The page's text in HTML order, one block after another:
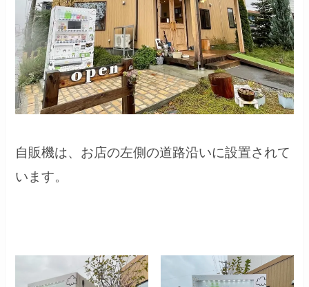
自販機は、お店の左側の道路沿いに設置されて
います。